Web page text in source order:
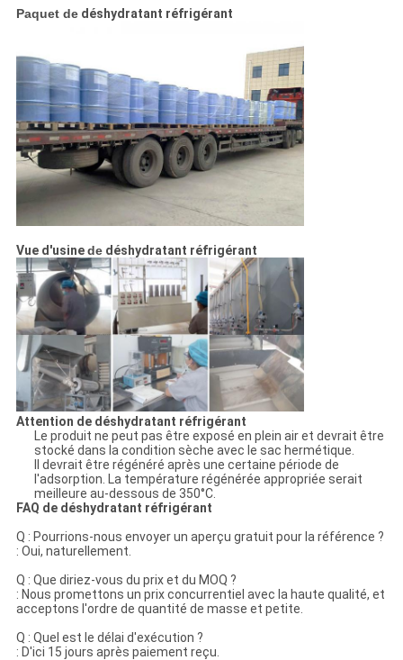
Paquetde déshydratant réfrigérant
Vue d'usinede déshydratant réfrigérant
Attention de déshydratant réfrigérant
Le produit ne peut pas être exposé en plein air et devrait être
stocké dans la condition sèche avec le sac hermétique.
Il devrait être régénéré après une certaine période de
l'adsorption. La température régénérée appropriée serait
meilleure au-dessous de 350°C.
FAQ de déshydratant réfrigérant
Q : Pourrions-nous envoyer un aperçu gratuit pour la référence ?
: Oui, naturellement.
Q : Que diriez-vous du prix et du MOQ ?
: Nous promettons un prix concurrentiel avec la haute qualité, et
acceptons l'ordre de quantité de masse et petite.
Q : Quel est le délai d'exécution ?
: D'ici 15 jours après paiement reçu.